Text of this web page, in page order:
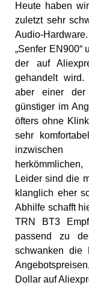
Heute haben
zuletzt sehr
Audio-
„Senfer EN900“
der auf
gehandelt wird.
aber einer
günstiger im
öfters ohne
sehr
inzwischen
Leider sind die
klanglich eher
Abhilfe schafft
TRN BT3
passend zu
schwanken die
Dollar auf